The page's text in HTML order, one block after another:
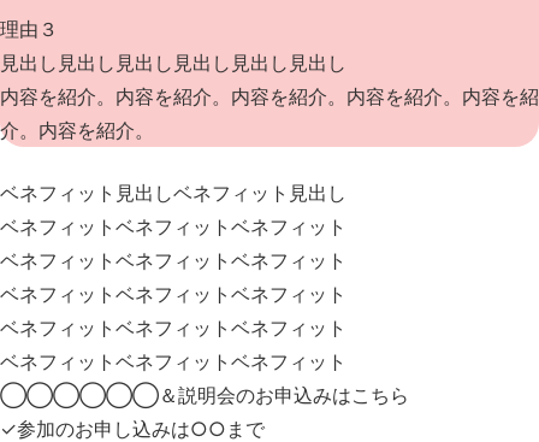
理由３
見出し見出し見出し見出し見出し見出し
内容を紹介。内容を紹介。内容を紹介。内容を紹介。内容を紹
介。内容を紹介。
ベネフィット見出しベネフィット見出し
ベネフィットベネフィットベネフィット
ベネフィットベネフィットベネフィット
ベネフィットベネフィットベネフィット
ベネフィットベネフィットベネフィット
ベネフィットベネフィットベネフィット
◯◯◯◯◯◯＆説明会のお申込みはこちら
✓参加のお申し込みは○○まで